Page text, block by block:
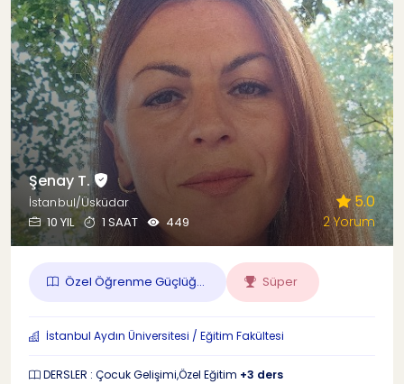
Şenay T.
İstanbul/Üsküdar
10 YIL
1 SAAT 449
5.0
2 Yorum
Özel Öğrenme Güçlüğ... Süper
İstanbul Aydın Üniversitesi / Eğitim Fakültesi
DERSLER : Çocuk Gelişimi,Özel Eğitim +3 ders